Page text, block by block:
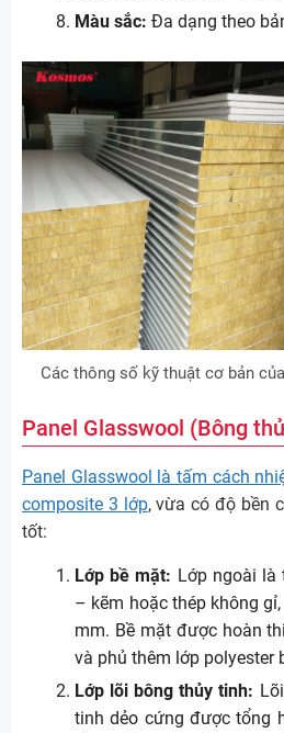
Màu sắc: Đa dạng theo
Các thông số kỹ thuật cơ bản
Panel Glasswool (Bông
Panel Glasswool là tấm cách
composite 3 lớp, vừa có độ bền
tốt:
Lớp bề mặt: Lớp ngoài là
– kẽm hoặc thép không
mm. Bề mặt được hoàn
và phủ thêm lớp polyester
Lớp lõi bông thủy tinh:
tinh dẻo cứng được tổng